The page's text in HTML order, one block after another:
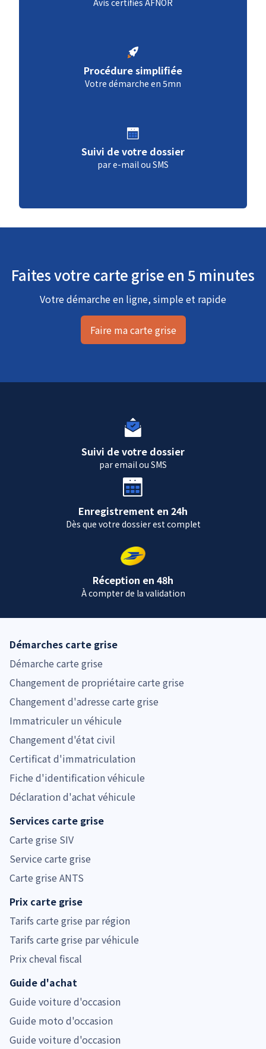
Procédure simplifiée
Votre démarche en 5mn
Suivi de votre dossier
par e-mail ou SMS
Faites votre carte grise en 5 minutes
Votre démarche en ligne, simple et rapide
Faire ma carte grise
Suivi de votre dossier
par email ou SMS
Enregistrement en 24h
Dès que votre dossier est complet
Réception en 48h
À compter de la validation
Démarches carte grise
Démarche carte grise
Changement de propriétaire carte grise
Changement d'adresse carte grise
Immatriculer un véhicule
Changement d'état civil
Certificat d'immatriculation
Fiche d'identification véhicule
Déclaration d'achat véhicule
Services carte grise
Carte grise SIV
Service carte grise
Carte grise ANTS
Prix carte grise
Tarifs carte grise par région
Tarifs carte grise par véhicule
Prix cheval fiscal
Guide d'achat
Guide voiture d'occasion
Guide moto d'occasion
Guide voiture d'occasion